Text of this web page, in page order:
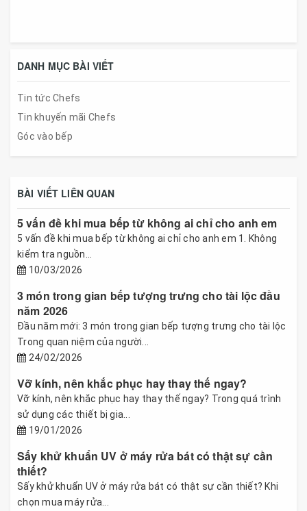
DANH MỤC BÀI VIẾT
Tin tức Chefs
Tin khuyến mãi Chefs
Góc vào bếp
BÀI VIẾT LIÊN QUAN
5 vấn đề khi mua bếp từ không ai chỉ cho anh em
5 vấn đề khi mua bếp từ không ai chỉ cho anh em 1. Không
kiểm tra nguồn...
10/03/2026
3 món trong gian bếp tượng trưng cho tài lộc đầu
năm 2026
Đầu năm mới: 3 món trong gian bếp tượng trưng cho tài lộc
Trong quan niệm của người...
24/02/2026
Vỡ kính, nên khắc phục hay thay thế ngay?
Vỡ kính, nên khắc phục hay thay thế ngay? Trong quá trình
sử dụng các thiết bị gia...
19/01/2026
Sấy khử khuẩn UV ở máy rửa bát có thật sự cần
thiết?
Sấy khử khuẩn UV ở máy rửa bát có thật sự cần thiết? Khi
chọn mua máy rửa...